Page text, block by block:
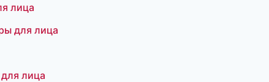
лица
для лица
лица